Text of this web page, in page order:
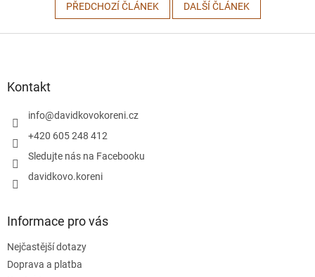
PŘEDCHOZÍ ČLÁNEK DALŠÍ ČLÁNEK
Kontakt
info@davidkovokoreni.cz
+420 605 248 412
Sledujte nás na Facebooku
davidkovo.koreni
Informace pro vás
Nejčastější dotazy
Doprava a platba